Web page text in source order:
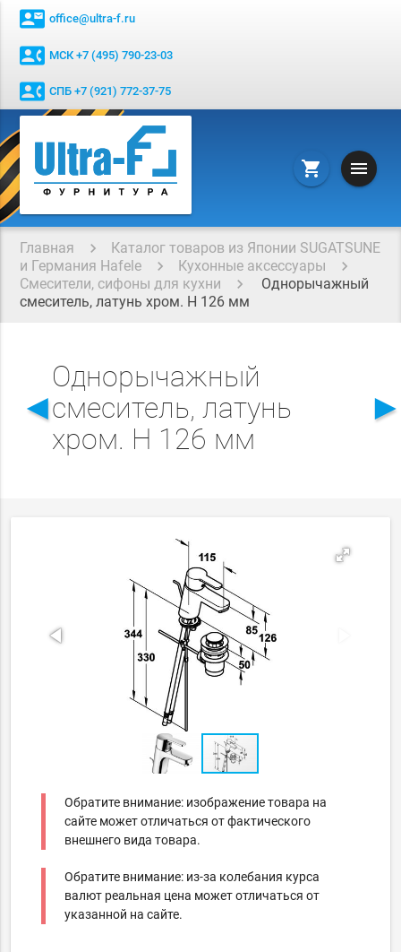
contact_mail office@ultra-f.ru
contact_phone МСК +7 (495) 790-23-03
contact_phone СПБ +7 (921) 772-37-75
shopping_cart menu
Главная
Каталог товаров из Японии SUGATSUNE
и Германия Hafele
Кухонные аксессуары
Смесители, сифоны для кухни
Однорычажный
смеситель, латунь хром. Н 126 мм
◄
Однорычажный
смеситель, латунь
хром. Н 126 мм
Обратите внимание: изображение товара на
сайте может отличаться от фактического
внешнего вида товара.
Обратите внимание: из-за колебания курса
валют реальная цена может отличаться от
указанной на сайте.